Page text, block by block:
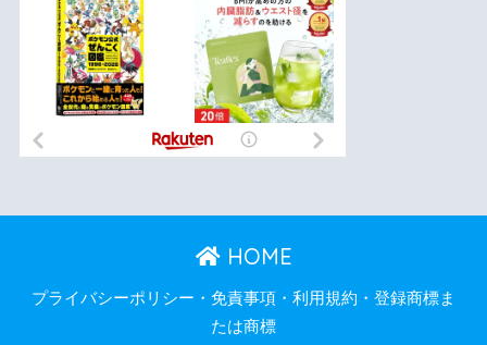
HOME
プライバシーポリシー・免責事項・利用規約・登録商標ま
たは商標